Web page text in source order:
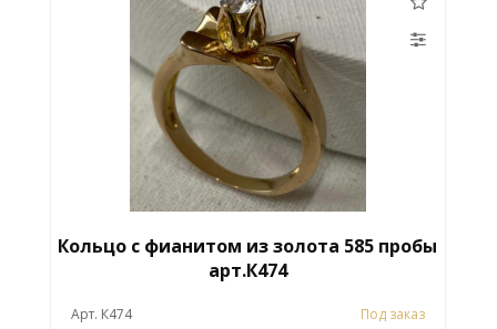
Кольцо с фианитом из золота 585 пробы
арт.К474
Арт. К474 Под заказ